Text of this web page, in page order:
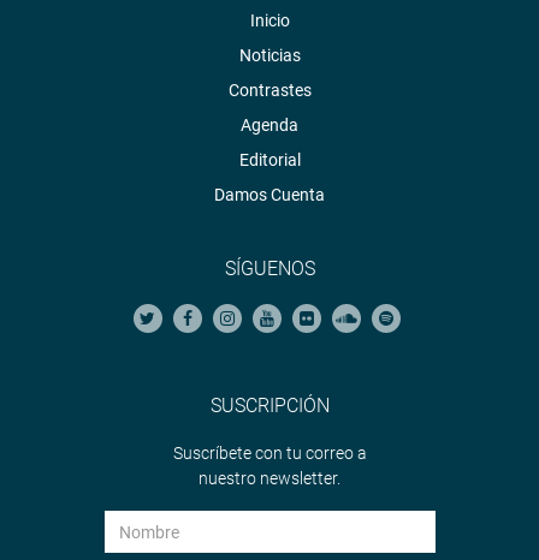
Inicio
Noticias
Contrastes
Agenda
Editorial
Damos Cuenta
SÍGUENOS
SUSCRIPCIÓN
Suscríbete con tu correo a
nuestro newsletter.